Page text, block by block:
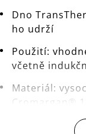
Dno
ho udrží
Použití:
včetně
Materiál:
Cromargan®
Čištění: ruční